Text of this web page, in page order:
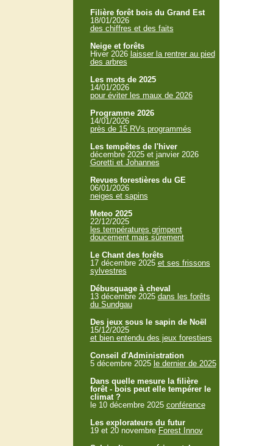
Filière forêt bois du Grand Est
18/01/2026
des chiffres et des faits
Neige et forêts
Hiver 2026 laisser la rentrer au pied
des arbres
Les mots de 2025
14/01/2026
pour éviter les maux de 2026
Programme 2026
14/01/2026
près de 15 RVs programmés
Les tempêtes de l'hiver
décembre 2025 et janvier 2026
Goretti et Johannes
Revues forestières du GE
06/01/2026
neiges et sapins
Meteo 2025
22/12/2025
les températures grimpent
doucement mais sûrement
Le Chant des forêts
17 décembre 2025 et ses frissons
sylvestres
Débusquage à cheval
13 décembre 2025 dans les forêts
du Sundgau
Des jeux sous le sapin de Noël
15/12/2025
et bien entendu des jeux forestiers
Conseil d'Administration
5 décembre 2025 le dernier de 2025
Dans quelle mesure la filière
forêt - bois peut elle tempérer le
climat ?
le 10 décembre 2025 conférence
Les explorateurs du futur
19 et 20 novembre Forest Innov